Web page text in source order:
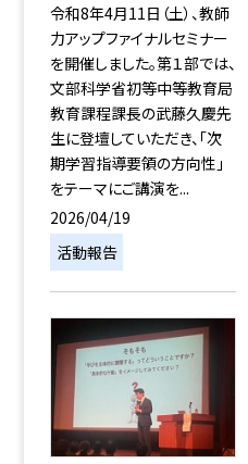
令和8年4月11日（土）、教師
力アップファイナルセミナー
を開催しました。第１部では、
文部科学省初等中等教育局
教育課程課長の武藤久慶先
生に登壇していただき、「次
期学習指導要領の方向性」
をテーマにご講演を...
2026/04/19
活動報告